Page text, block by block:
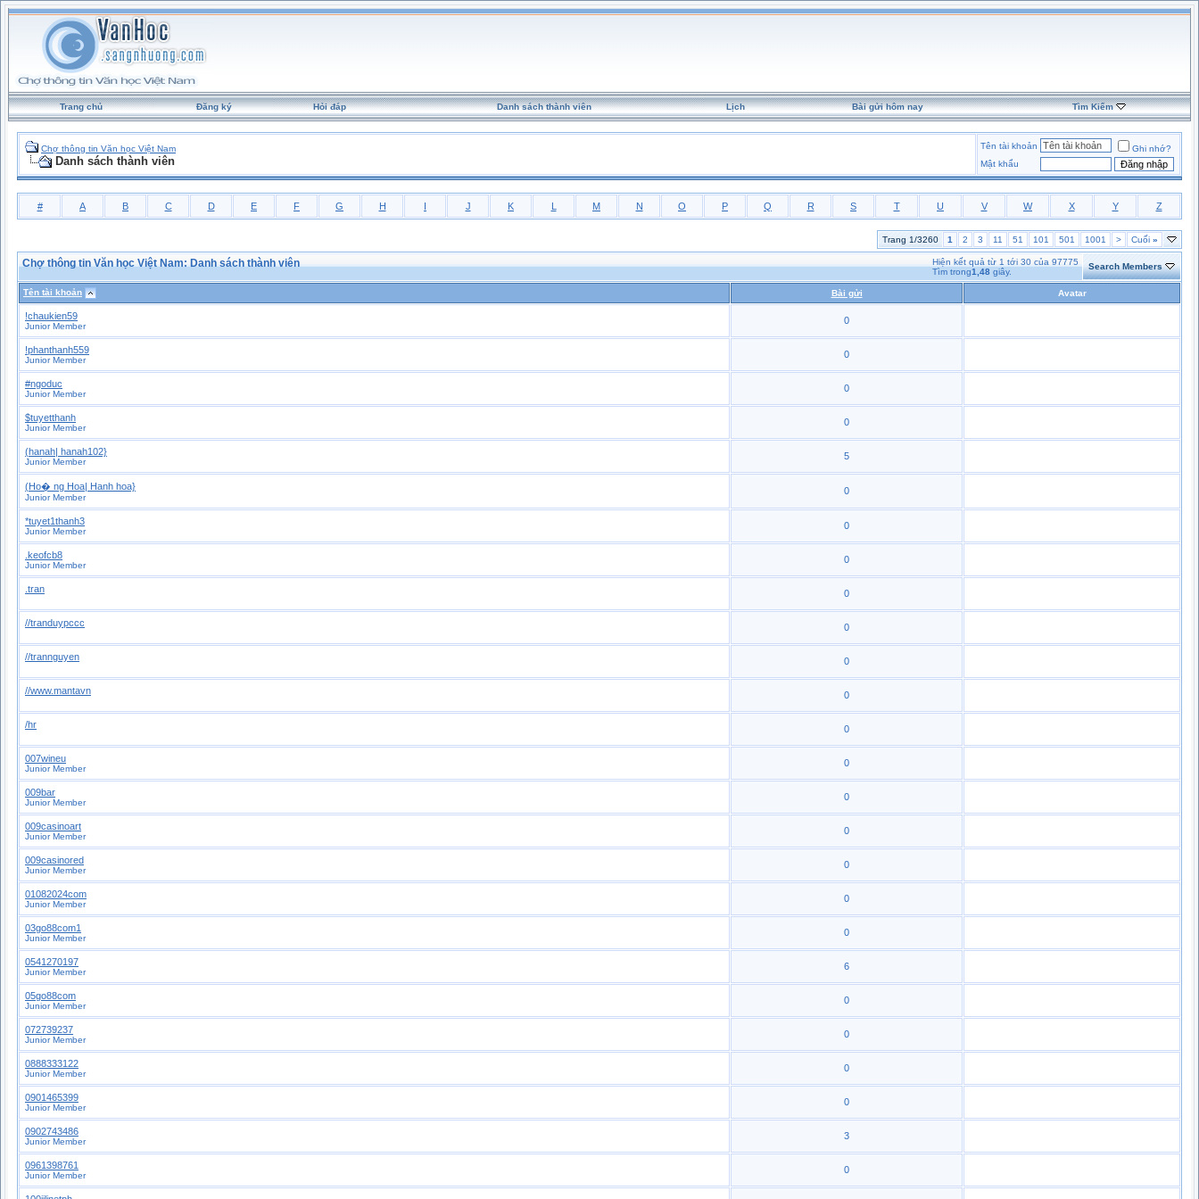
Trang chủ Đăng ký Hỏi đáp Danh sách thành viên Lịch Bài gửi hôm nay Tìm Kiếm
Chợ thông tin Văn học Việt Nam
Danh sách thành viên
Tên tài khoản
Ghi nhớ?
Mật khẩu
# A B C D E F G H I J K L M N O P Q R S T U V W X Y Z
Trang 1/3260 1 2 3 11 51 101 501 1001 > Cuối »
Hiện kết quả từ 1 tới 30 của 97775
Tìm trong1,48 giây.
Chợ thông tin Văn học Việt Nam: Danh sách thành viên Search Members
Tên tài khoản Bài gửi Avatar
!chaukien59
Junior Member
0
!phanthanh559
Junior Member
0
#ngoduc
Junior Member
0
$tuyetthanh
Junior Member
0
(hanah| hanah102}
Junior Member
5
(Ho� ng Hoa| Hanh hoa}
Junior Member
0
*tuyet1thanh3
Junior Member
0
.keofcb8
Junior Member
0
.tran 0
//tranduypccc 0
//trannguyen 0
//www.mantavn 0
/hr 0
007wineu
Junior Member
0
009bar
Junior Member
0
009casinoart
Junior Member
0
009casinored
Junior Member
0
01082024com
Junior Member
0
03go88com1
Junior Member
0
0541270197
Junior Member
6
05go88com
Junior Member
0
072739237
Junior Member
0
0888333122
Junior Member
0
0901465399
Junior Member
0
0902743486
Junior Member
3
0961398761
Junior Member
0